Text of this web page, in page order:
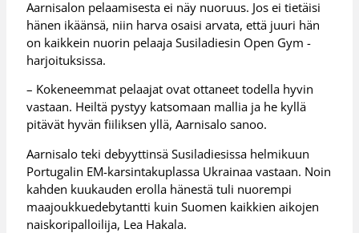
Aarnisalon pelaamisesta ei näy nuoruus. Jos ei tietäisi
hänen ikäänsä, niin harva osaisi arvata, että juuri hän
on kaikkein nuorin pelaaja Susiladiesin Open Gym -
harjoituksissa.
– Kokeneemmat pelaajat ovat ottaneet todella hyvin
vastaan. Heiltä pystyy katsomaan mallia ja he kyllä
pitävät hyvän fiiliksen yllä, Aarnisalo sanoo.
Aarnisalo teki debyyttinsä Susiladiesissa helmikuun
Portugalin EM-karsintakuplassa Ukrainaa vastaan. Noin
kahden kuukauden erolla hänestä tuli nuorempi
maajoukkuedebytantti kuin Suomen kaikkien aikojen
naiskoripalloilija, Lea Hakala.